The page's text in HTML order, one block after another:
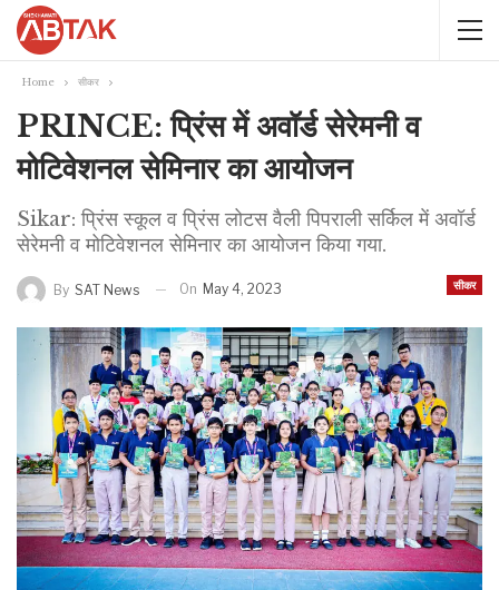
Home सीकर
PRINCE: प्रिंस में अवॉर्ड सेरेमनी व
मोटिवेशनल सेमिनार का आयोजन
Sikar: प्रिंस स्कूल व प्रिंस लोटस वैली पिपराली सर्किल में अवॉर्ड
सेरेमनी व मोटिवेशनल सेमिनार का आयोजन किया गया.
सीकर
By SAT News On May 4, 2023